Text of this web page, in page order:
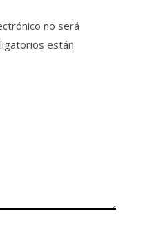
no será
están